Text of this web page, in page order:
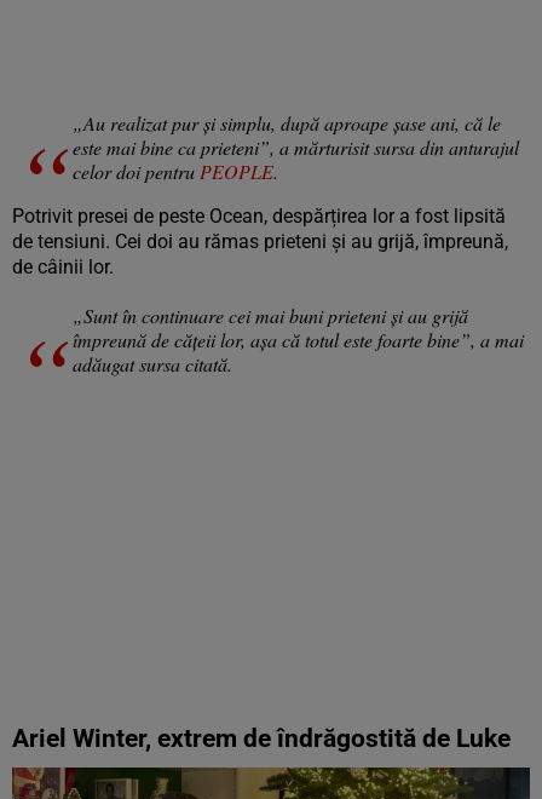
„Au realizat pur și simplu, după aproape șase ani, că le
este mai bine ca prieteni”, a mărturisit sursa din anturajul
celor doi pentru PEOPLE.
Potrivit presei de peste Ocean, despărțirea lor a fost lipsită
de tensiuni. Cei doi au rămas prieteni și au grijă, împreună,
de câinii lor.
„Sunt în continuare cei mai buni prieteni și au grijă
împreună de cățeii lor, așa că totul este foarte bine”, a mai
adăugat sursa citată.
Ariel Winter, extrem de îndrăgostită de Luke